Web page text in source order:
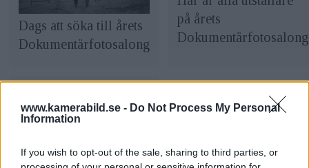
www.kamerabild.se - Do Not Process My Personal
Information
If you wish to opt-out of the sale, sharing to third parties, or
Dags att söka till årets
Dokumentärfotosalong
på årets
Dokumentärfotosalong
De vinner